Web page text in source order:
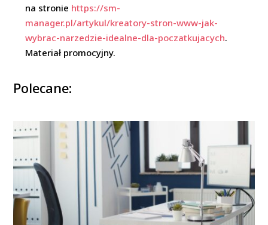
na stronie https://sm-
manager.pl/artykul/kreatory-stron-www-jak-
wybrac-narzedzie-idealne-dla-poczatkujacych.
Materiał promocyjny.
Polecane: